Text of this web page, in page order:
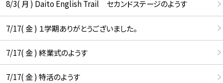
8/3( 月 ) Daito English Trail セカンドステージのようす
7/17( 金 ) １学期ありがとうございました。
7/17( 金 ) 終業式のようす
7/17( 金 ) 特活のようす